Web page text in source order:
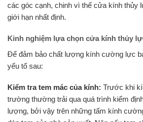
các góc cạnh, chinh vì thế cửa kính thủy
giới hạn nhất định.
Kinh nghiệm lựa chọn cửa kính thủy
Để đảm bảo chất lượng kính cường lực
yếu tố sau:
Kiểm tra tem mác của kính: Trước khi
trường thường trải qua quá trình kiểm
lượng, bởi vậy trên những tấm kính